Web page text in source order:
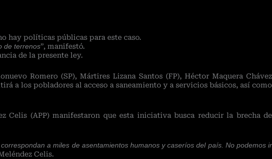
hay políticas públicas para este caso.
de terrenos”, manifestó.
de la presente ley.
Romero (SP), Mártires Lizana Santos (FP), Héctor Maquera Chávez
a los pobladores al acceso a saneamiento y a servicios básicos, así como
Celis (APP) manifestaron que esta iniciativa busca reducir la brecha de
a miles de asentamientos humanos y caseríos del país. No podemos ir
Celis.